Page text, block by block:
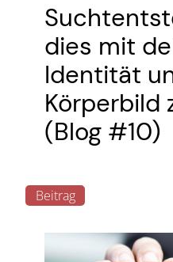
dies mit
Identität
Körperbild
(Blog #10)
Beitrag